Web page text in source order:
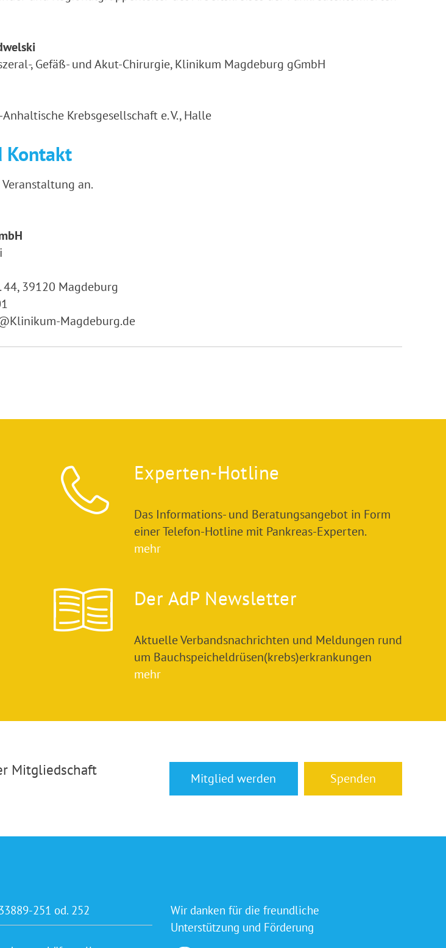
, Gefäß- und Akut-Chirurgie, Klinikum Magdeburg gGmbH
Krebsgesellschaft e. V., Halle
Kontakt
an.
44, 39120 Magdeburg
Magdeburg.de
Experten-Hotline
Das Informations- und Beratungsangebot in Form
einer Telefon-Hotline mit Pankreas-Experten.
mehr
Der AdP Newsletter
Aktuelle Verbandsnachrichten und Meldungen rund
um Bauchspeicheldrüsen(krebs)erkrankungen
mehr
Mitgliedschaft
Mitglied werden Spenden
251 od. 252
Wir danken für die freundliche
Unterstützung und Förderung